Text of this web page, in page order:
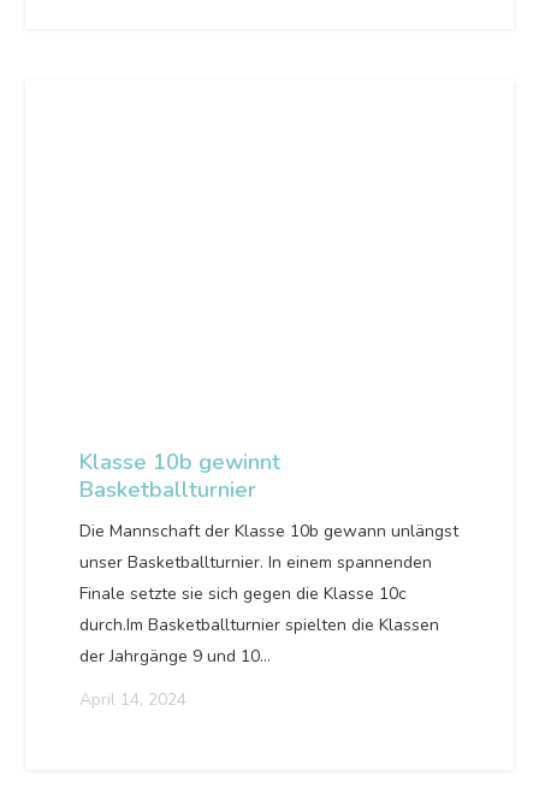
Klasse 10b gewinnt
Basketballturnier
Die Mannschaft der Klasse 10b gewann unlängst
unser Basketballturnier. In einem spannenden
Finale setzte sie sich gegen die Klasse 10c
durch.Im Basketballturnier spielten die Klassen
der Jahrgänge 9 und 10…
April 14, 2024